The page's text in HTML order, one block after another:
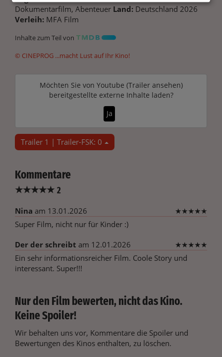
Dokumentarfilm, Abenteuer Land: Deutschland 2026
Verleih: MFA Film
Inhalte zum Teil von
© CINEPROG ...macht Lust auf Ihr Kino!
Möchten Sie von Youtube (Trailer ansehen)
bereitgestellte externe Inhalte laden?
Ja
Trailer 1 | Trailer-FSK: 0
Kommentare
★★★★★ 2
Nina am 13.01.2026 ★★★★★
Super Film, nicht nur für Kinder :)
Der der schreibt am 12.01.2026 ★★★★★
Ein sehr informationsreicher Film. Coole Story und
interessant. Super!!!
Nur den Film bewerten, nicht das Kino.
Keine Spoiler!
Wir behalten uns vor, Kommentare die Spoiler und
Bewertungen des Kinos enthalten, zu löschen.